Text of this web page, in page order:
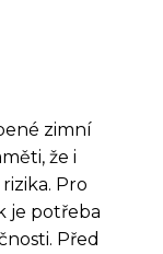
zimní
že i
Pro
je potřeba
Před